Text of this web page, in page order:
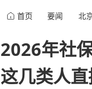
首页 要闻 北
2026年社
这几类人